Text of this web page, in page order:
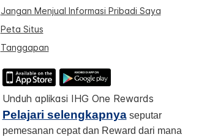
Jangan Menjual Informasi Pribadi Saya
Peta Situs
Tanggapan
Unduh aplikasi IHG One Rewards
Pelajari selengkapnyaseputar
pemesanan cepat dan Reward dari mana